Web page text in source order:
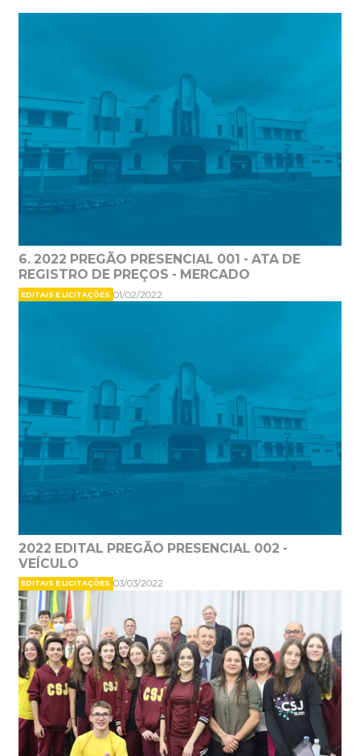
6. 2022 PREGÃO PRESENCIAL 001 - ATA DE
REGISTRO DE PREÇOS - MERCADO
EDITAIS E LICITAÇÕES 01/02/2022
2022 EDITAL PREGÃO PRESENCIAL 002 -
VEÍCULO
EDITAIS E LICITAÇÕES 03/03/2022